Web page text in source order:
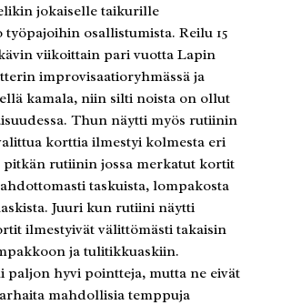
jokaiselle taikurille
osallistumista. Reilu 15
viikoittain pari vuotta Lapin
improvisaatioryhmässä ja
kamala, niin silti noista on ollut
Thun näytti myös rutiinin
korttia ilmestyi kolmesta eri
pitkän rutiinin jossa merkatut kortit
taskuista, lompakosta
Juuri kun rutiini näytti
ilmestyivät välittömästi takaisin
ja tulitikkuaskiin.
paljon hyvi pointteja, mutta ne eivät
mahdollisia temppuja